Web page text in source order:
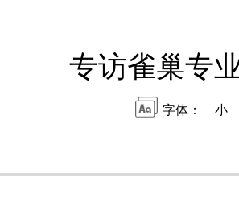
专访雀巢专
字体： 小